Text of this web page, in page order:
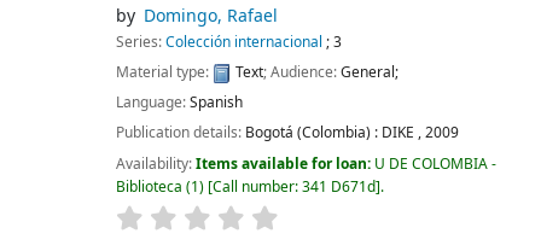
by Domingo, Rafael
Series:Colección internacional ; 3
Material type:
Text; Audience:General;
Language:Spanish
Publication details: Bogotá (Colombia) : DIKE ,2009
Availability:Items available for loan: U DE COLOMBIA -
Biblioteca (1) Call number:341 D671d .